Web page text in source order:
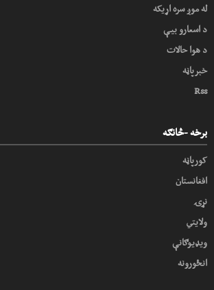
له موږ سره اړیکه
د اسعارو بیې
د هوا حالات
خبرپاڼه
Rss
برخه -څانګه
کورپاڼه
افغانستان
نړۍ
ولایتي
ویډیوګانې
انځورونه